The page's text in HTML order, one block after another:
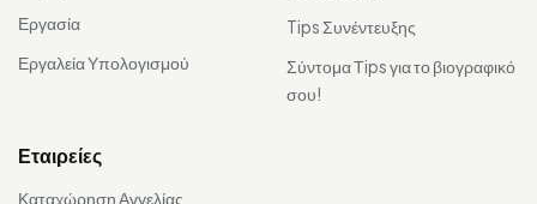
Εργασία
Εργαλεία Υπολογισμού
Tips Συνέντευξης
Σύντομα Τips για το βιογραφικό
σου!
Εταιρείες
Καταχώρηση Αγγελίας